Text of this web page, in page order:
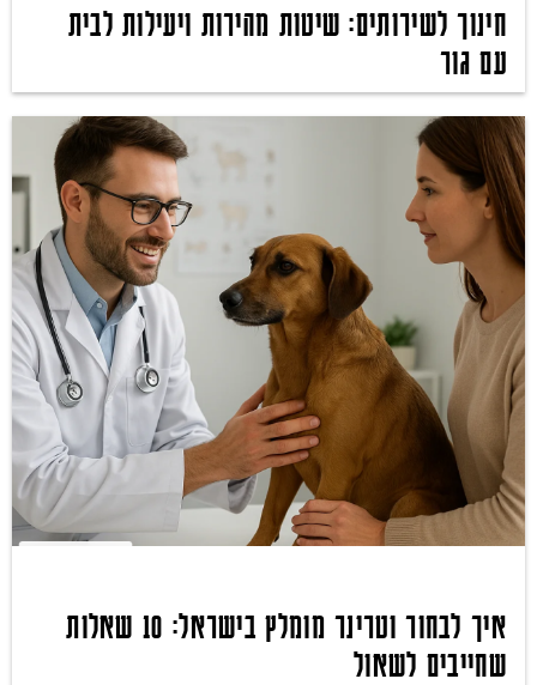
חינוך לשירותים: שיטות מהירות ויעילות לבית
עם גור
איך לבחור וטרינר מומלץ בישראל: 10 שאלות
שחייבים לשאול